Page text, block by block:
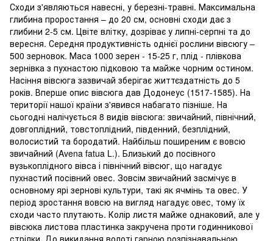
Сходи з'являються навесні, у березні-травні. Максимальна
глибина проростання – до 20 см, основні сходи дає з
глибини 2-5 см. Цвіте влітку, дозріває у липні-серпні та до
вересня. Середня продуктивність однієї рослини вівсюгу –
500 зерновок. Маса 1000 зерен - 15-25 г, плід - плівкова
зернівка з пухнастою підковою та майже чорним остином.
Насіння вівсюга зазвичай зберігає життєздатність до 5
років. Вперше опис вівсюга дав Додонеус (1517-1585). На
території нашої країни з'явився набагато пізніше. На
сьогодні налічується 8 видів вівсюга: звичайний, північний,
довгоплідний, товстоплідний, південний, безплідний,
волосистий та бородатий. Найбільш поширеним є вовсю
звичайний (Avena fatua L.). Близький до посівного
вузькоплідного вівса і північний вівсюг, що нагадує
пухнастий посівний овес. Зовсім звичайний засмічує в
основному ярі зернові культури, такі як ячмінь та овес. У
період зростання вовсю на вигляд нагадує овес, тому їх
сходи часто плутають. Колір листя майже однаковий, але у
вівсюка листова пластинка закручена проти годинникової